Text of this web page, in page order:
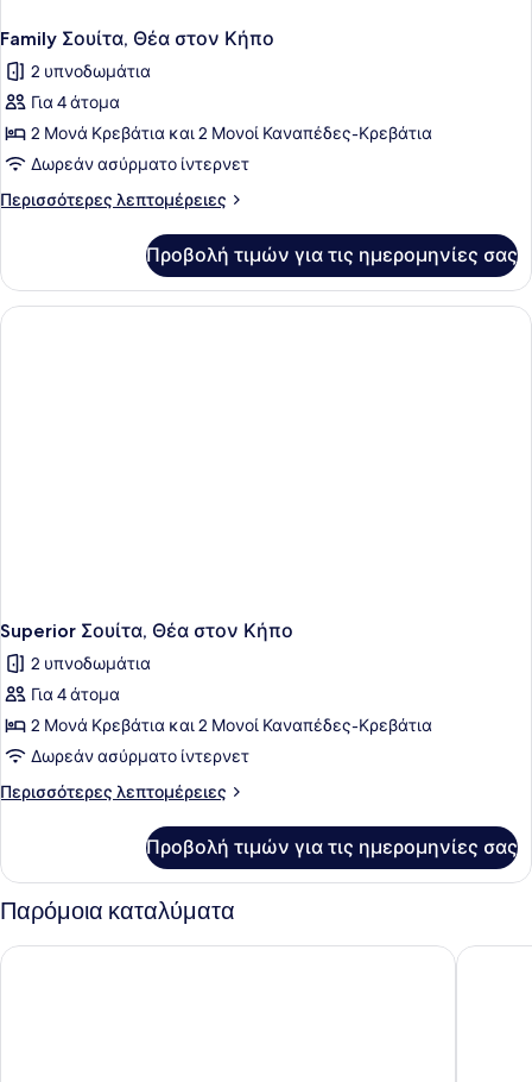
Family Σουίτα, Θέα στον Κήπο
2 υπνοδωμάτια
Για 4 άτομα
2 Μονά Κρεβάτια και 2 Μονοί Καναπέδες-Κρεβάτια
Δωρεάν ασύρματο ίντερνετ
Περισσότερες λεπτομέρειες
Περισσότερες
Σουίτα,
Θέα
στον
Προβολή τιμών για τις ημερομηνίες σας
Superior Σουίτα, Θέα στον Κήπο
2 υπνοδωμάτια
Για 4 άτομα
2 Μονά Κρεβάτια και 2 Μονοί Καναπέδες-Κρεβάτια
Δωρεάν ασύρματο ίντερνετ
Περισσότερες λεπτομέρειες
Περισσότερες
Σουίτα,
Θέα
στον
Κήπο
Προβολή τιμών για τις ημερομηνίες σας
Παρόμοια καταλύματα
Oya Beach Resort – All Inclusive Canvas